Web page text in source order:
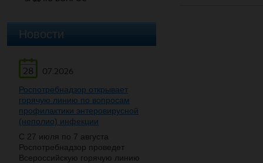
Новости
28
07.2026
Роспотребнадзор открывает
горячую линию по вопросам
профилактики энтеровирусной
(неполио) инфекции
С 27 июля по 7 августа
Роспотребнадзор проведет
Всероссийскую горячую линию